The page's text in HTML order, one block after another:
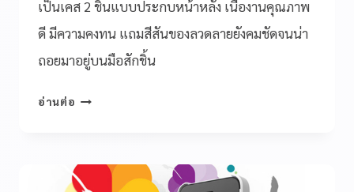
เป็นเคส 2 ชิ้นแบบประกบหน้าหลัง เนื้องานคุณภาพ
ดี มีความคงทน แถมสีสันของลวดลายยังคมชัดจนน่า
ถอยมาอยู่บนมือสักชิ้น
อ่านต่อ